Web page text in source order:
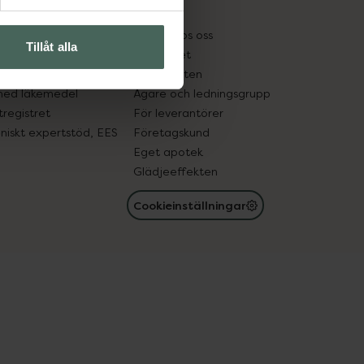
Tillåt alla
in gammal medicin
läkemedel
expertstöd, EES
Pressrum
Jobba hos oss
Hållbarhet
Samarbeten
Ägare och ledningsgrupp
För leverantörer
Företagskund
Eget apotek
Glädjeeffekten
Cookieinställningar